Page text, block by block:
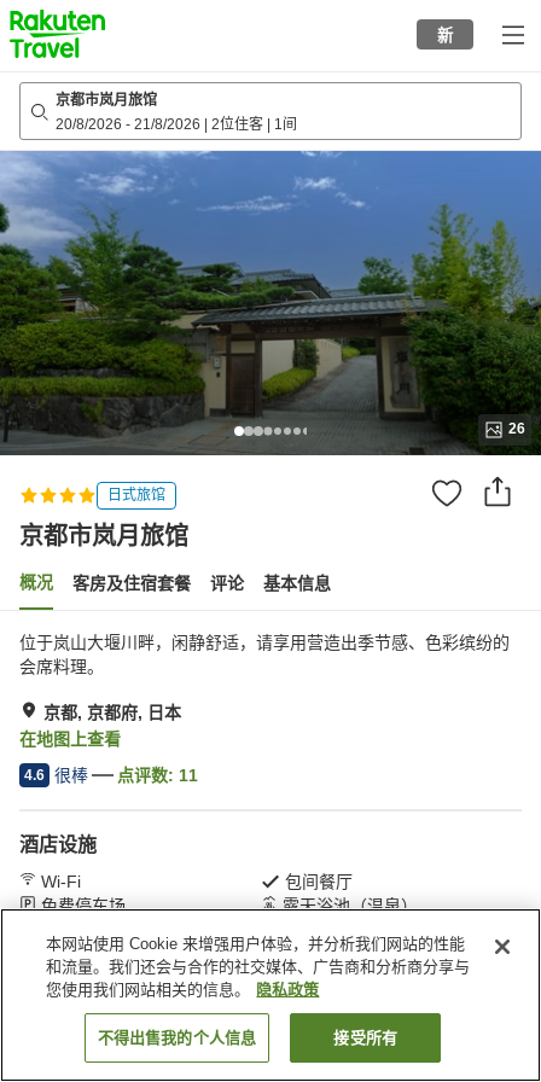
to
top
page
新
京都市岚月旅馆
20/8/2026 - 21/8/2026 2位住客 1间
26
日式旅馆
京都市岚月旅馆
概况 客房及住宿套餐 评论 基本信息
位于岚山大堰川畔，闲静舒适，请享用营造出季节感、色彩缤纷的
会席料理。
京都, 京都府, 日本
在地图上查看
4.6 很棒 点评数: 11
酒店设施
Wi-Fi
包间餐厅
免费停车场
露天浴池（温泉）
首页 日本 京都府 京都 京都市岚月旅馆
搜索客房
本网站使用 Cookie 来增强用户体验，并分析我们网站的性能
和流量。我们还会与合作的社交媒体、广告商和分析商分享与
您使用我们网站相关的信息。
隐私政策
不得出售我的个人信息 接受所有